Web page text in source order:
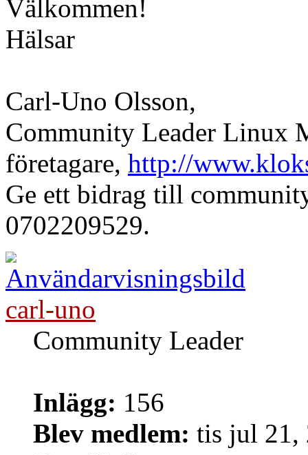
Välkommen!
Hälsar
Carl-Uno Olsson,
Community Leader Linux
företagare, http://
Ge ett bidrag till
0702209529.
carl-uno
Community Leader
Inlägg: 156
Blev medlem: tis jul 21,